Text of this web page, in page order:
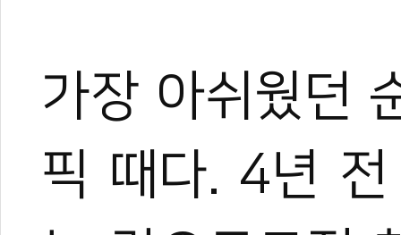
가장 아쉬웠던
픽 때다. 4년